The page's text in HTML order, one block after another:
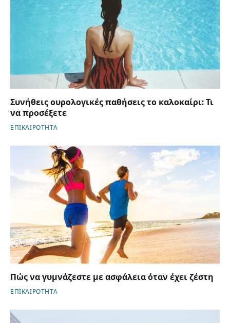
Συνήθεις ουρολογικές παθήσεις το καλοκαίρι: Τι
να προσέξετε
ΕΠΙΚΑΙΡΟΤΗΤΑ
Πώς να γυμνάζεστε με ασφάλεια όταν έχει ζέστη
ΕΠΙΚΑΙΡΟΤΗΤΑ